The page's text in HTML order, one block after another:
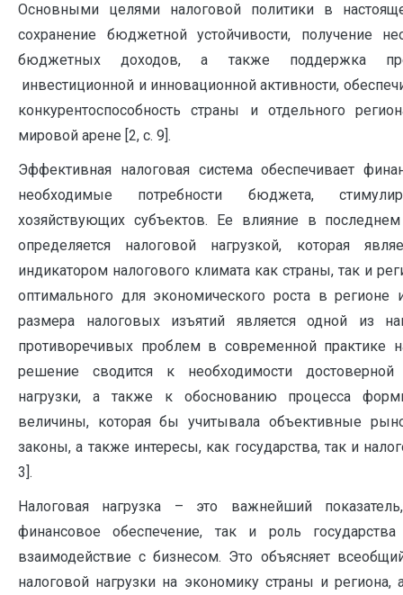
Основными целями налоговой политики в
сохранение бюджетной устойчивости, получение
бюджетных доходов, а также поддержка
инвестиционной и инновационной активности,
конкурентоспособность страны и отдельного
мировой арене [2, с. 9].
Эффективная налоговая система обеспечивает
необходимые потребности бюджета,
хозяйствующих субъектов. Ее влияние в
определяется налоговой нагрузкой, которая
индикатором налогового климата как страны, так и
оптимального для экономического роста в
размера налоговых изъятий является одной из
противоречивых проблем в современной практике
решение сводится к необходимости
нагрузки, а также к обоснованию процесса
величины, которая бы учитывала объективные
законы, а также интересы, как государства, так и
3].
Налоговая нагрузка – это важнейший
финансовое обеспечение, так и роль
взаимодействие с бизнесом. Это объясняет
налоговой нагрузки на экономику страны и